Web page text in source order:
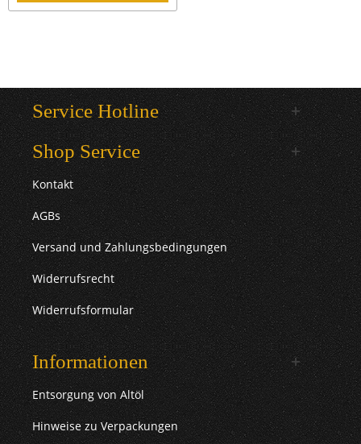
Service Hotline
Shop Service
Kontakt
AGBs
Versand und Zahlungsbedingungen
Widerrufsrecht
Widerrufsformular
Informationen
Entsorgung von Altöl
Hinweise zu Verpackungen